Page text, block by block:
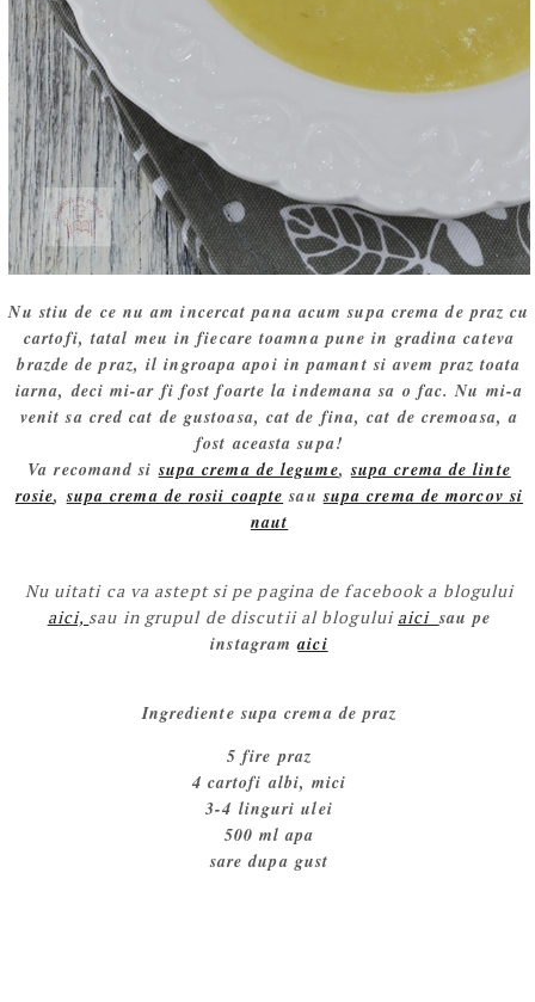
Nu stiu de ce nu am incercat pana acum supa crema de praz cu
cartofi, tatal meu in fiecare toamna pune in gradina cateva
brazde de praz, il ingroapa apoi in pamant si avem praz toata
iarna, deci mi-ar fi fost foarte la indemana sa o fac. Nu mi-a
venit sa cred cat de gustoasa, cat de fina, cat de cremoasa, a
fost aceasta supa!
Va recomand sisupa crema de legume,supa crema de linte
rosie,supa crema de rosii coapte sausupa crema de morcov si
naut
Nu uitati ca va astept si pe pagina de facebook a blogului
aici, sau in grupul de discutii al blogului aicisau pe
instagramaici
Ingrediente supa crema de praz
5 fire praz
4 cartofi albi, mici
3-4 linguri ulei
500 ml apa
sare dupa gust